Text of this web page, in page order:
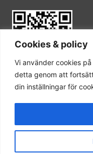
Cookies & policy
Vi använder cookies
detta genom att
din inställningar för
© 2026
Webbdesign